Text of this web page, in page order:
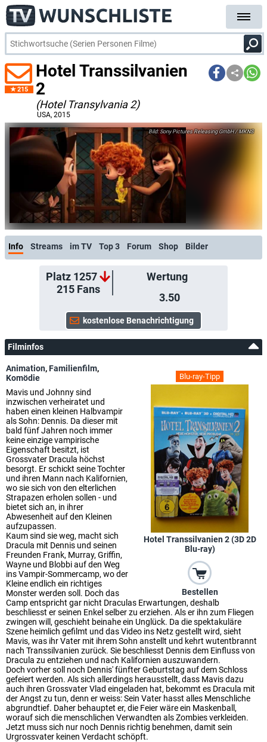
215
Hotel Transsilvanien
2
(Hotel Transylvania 2)
USA, 2015
Sony Pictures Releasing GmbH / MKNS
Info Streams im TV Top 3 Forum Shop Bilder
Platz 1257
215Fans
Wertung
3.50
Filminfos
Blu-ray-Tipp
Hotel Transsilvanien 2 (3D 2D
Blu-ray)
Bestellen
Animation,Familienfilm,
Komödie
Mavis und Johnny sind
inzwischen verheiratet und
haben einen kleinen Halbvampir
als Sohn: Dennis. Da dieser mit
bald fünf Jahren noch immer
keine einzige vampirische
Eigenschaft besitzt, ist
Grossvater Dracula höchst
besorgt. Er schickt seine Tochter
und ihren Mann nach Kalifornien,
wo sie sich von den elterlichen
Strapazen erholen sollen - und
bietet sich an, in ihrer
Abwesenheit auf den Kleinen
aufzupassen.
Kaum sind sie weg, macht sich
Dracula mit Dennis und seinen
Freunden Frank, Murray, Griffin,
Wayne und Blobbi auf den Weg
ins Vampir-Sommercamp, wo der
Kleine endlich ein richtiges
Monster werden soll. Doch das
Camp entspricht gar nicht Draculas Erwartungen, deshalb
beschliesst er seinen Enkel selber zu erziehen. Als er ihn zum Fliegen
zwingen will, geschieht beinahe ein Unglück. Da die spektakuläre
Szene heimlich gefilmt und das Video ins Netz gestellt wird, sieht
Mavis, was ihr Vater mit ihrem Sohn anstellt und kehrt wutentbrannt
nach Transsilvanien zurück. Sie beschliesst Dennis dem Einfluss von
Dracula zu entziehen und nach Kalifornien auszuwandern.
Doch vorher soll noch Dennis' fünfter Geburtstag auf dem Schloss
gefeiert werden. Als sich allerdings herausstellt, dass Mavis dazu
auch ihren Grossvater Vlad eingeladen hat, bekommt es Dracula mit
der Angst zu tun, denn er weiss: Sein Vater hasst alles Menschliche
abgrundtief. Daher behauptet er, die Feier wäre ein Maskenball,
worauf sich die menschlichen Verwandten als Zombies verkleiden.
Jetzt muss sich nur noch Dennis richtig benehmen, damit sein
Urgrossvater keinen Verdacht schöpft.